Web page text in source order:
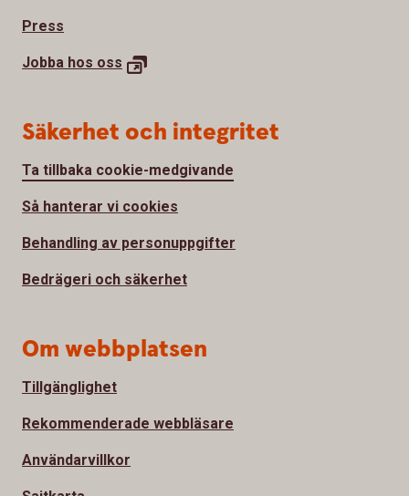
Press
Jobba hos oss
Säkerhet och integritet
Ta tillbaka cookie-medgivande
Så hanterar vi cookies
Behandling av personuppgifter
Bedrägeri och säkerhet
Om webbplatsen
Tillgänglighet
Rekommenderade webbläsare
Användarvillkor